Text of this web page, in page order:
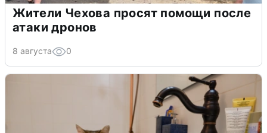
Жители Чехова просят помощи после
атаки дронов
8 августа 0